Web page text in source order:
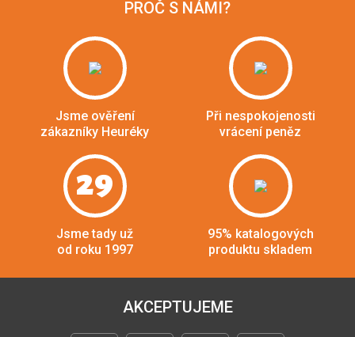
PROČ S NÁMI?
Jsme ověření
zákazníky Heuréky
Při nespokojenosti
vrácení peněz
29
Jsme tady už
od roku 1997
95% katalogových
produktu skladem
AKCEPTUJEME